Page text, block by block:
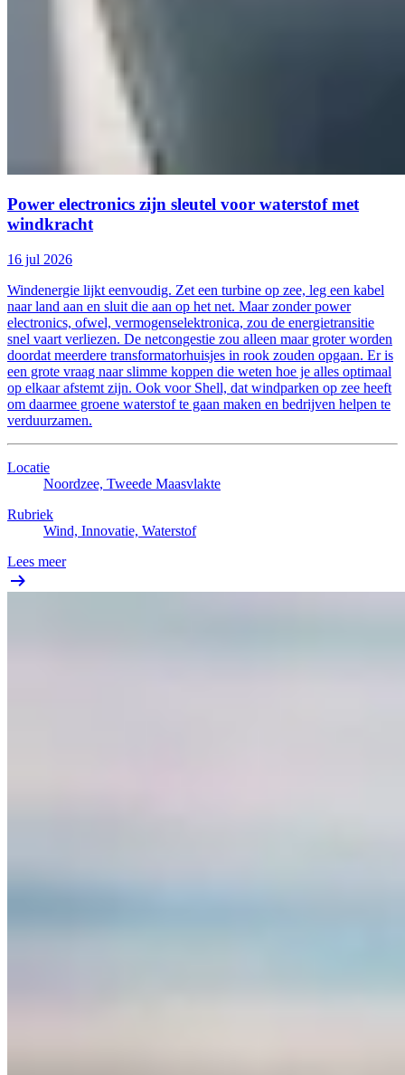
Power electronics zijn sleutel voor waterstof met
windkracht
16 jul 2026
Windenergie lijkt eenvoudig. Zet een turbine op zee, leg een kabel
naar land aan en sluit die aan op het net. Maar zonder power
electronics, ofwel, vermogenselektronica, zou de energietransitie
snel vaart verliezen. De netcongestie zou alleen maar groter worden
doordat meerdere transformatorhuisjes in rook zouden opgaan. Er is
een grote vraag naar slimme koppen die weten hoe je alles optimaal
op elkaar afstemt zijn. Ook voor Shell, dat windparken op zee heeft
om daarmee groene waterstof te gaan maken en bedrijven helpen te
verduurzamen.
Locatie
Noordzee, Tweede Maasvlakte
Rubriek
Wind, Innovatie, Waterstof
Lees meer